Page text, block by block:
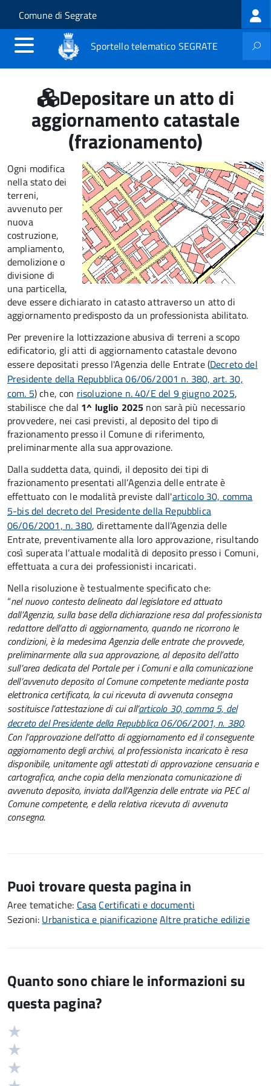
Salta al contenuto principale
Skip to site navigation
Comune di Segrate
Sportello telematico SEGRATE
Depositare un atto di
aggiornamento catastale
(frazionamento)
Ogni modifica
nella stato dei
terreni,
avvenuto per
nuova
costruzione,
ampliamento,
demolizione o
divisione di
una particella,
deve essere dichiarato in catasto attraverso un atto di
aggiornamento predisposto da un professionista abilitato.
Per prevenire la lottizzazione abusiva di terreni a scopo
edificatorio, gli atti di aggiornamento catastale devono
essere depositati presso l'Agenzia delle Entrate (Decreto del
Presidente della Repubblica 06/06/2001 n. 380, art. 30,
com. 5) che, con risoluzione n. 40/E del 9 giugno 2025,
stabilisce che dal 1^ luglio 2025 non sarà più necessario
provvedere, nei casi previsti, al deposito del tipo di
frazionamento presso il Comune di riferimento,
preliminarmente alla sua approvazione.
Dalla suddetta data, quindi, il deposito dei tipi di
frazionamento presentati all’Agenzia delle entrate è
effettuato con le modalità previste dall'articolo 30, comma
5-bis del decreto del Presidente della Repubblica
06/06/2001, n. 380, direttamente dall’Agenzia delle
Entrate, preventivamente alla loro approvazione, risultando
così superata l’attuale modalità di deposito presso i Comuni,
effettuata a cura dei professionisti incaricati.
Nella risoluzione è testualmente specificato che:
“nel nuovo contesto delineato dal legislatore ed attuato
dall’Agenzia, sulla base della dichiarazione resa dal professionista
redattore dell’atto di aggiornamento, quando ne ricorrono le
condizioni, è la medesima Agenzia delle entrate che provvede,
preliminarmente alla sua approvazione, al deposito dell’atto
sull’area dedicata del Portale per i Comuni e alla comunicazione
dell’avvenuto deposito al Comune competente mediante posta
elettronica certificata, la cui ricevuta di avvenuta consegna
sostituisce l’attestazione di cui all’articolo 30, comma 5, del
decreto del Presidente della Repubblica 06/06/2001, n. 380.
Con l’approvazione dell’atto di aggiornamento ed il conseguente
aggiornamento degli archivi, al professionista incaricato è resa
disponibile, unitamente agli attestati di approvazione censuaria e
cartografica, anche copia della menzionata comunicazione di
avvenuto deposito, inviata dall’Agenzia delle entrate via PEC al
Comune competente, e della relativa ricevuta di avvenuta
consegna.
Puoi trovare questa pagina in
Aree tematiche: Casa Certificati e documenti
Sezioni: Urbanistica e pianificazioneAltre pratiche edilizie
Quanto sono chiare le informazioni su
questa pagina?
Valutazione